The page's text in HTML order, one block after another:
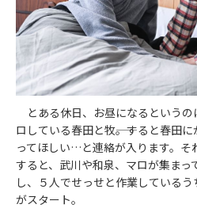
とある休日、お昼になるという
ロしている春田と牧――。すると春田
ってほしい…と連絡が入ります。そ
すると、武川や和泉、マロが集ま
し、５人でせっせと作業している
がスタート。